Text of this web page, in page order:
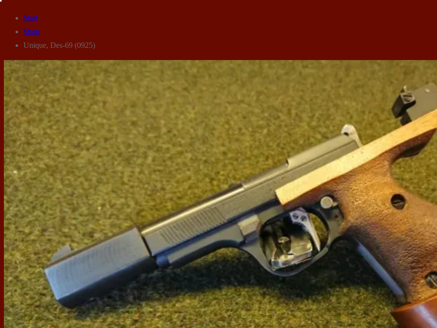
Start
Shop
Unique, Des-69 (0925)